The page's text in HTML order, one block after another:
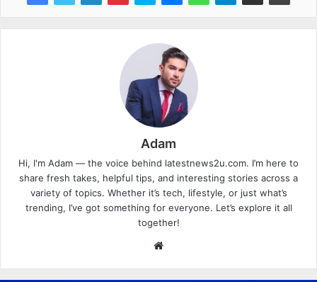
Adam
Hi, I'm Adam — the voice behind latestnews2u.com. I’m here to
share fresh takes, helpful tips, and interesting stories across a
variety of topics. Whether it’s tech, lifestyle, or just what’s
trending, I’ve got something for everyone. Let’s explore it all
together!